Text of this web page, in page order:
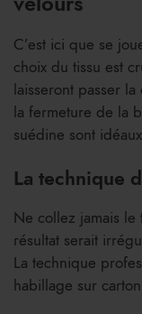
C’est ici que se
choix du tissu est
laisseront passer
la fermeture de la
suédine sont
La technique
Ne collez jamais
résultat serait
La technique
habillage sur